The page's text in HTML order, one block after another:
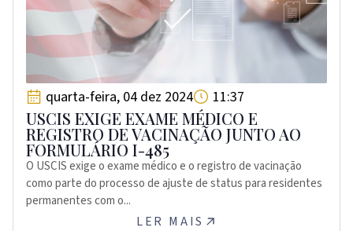
quarta-feira, 04 dez 2024 11:37
USCIS EXIGE EXAME MÉDICO E
REGISTRO DE VACINAÇÃO JUNTO AO
FORMULÁRIO I-485
O USCIS exige o exame médico e o registro de vacinação
como parte do processo de ajuste de status para residentes
permanentes com o...
LER MAIS